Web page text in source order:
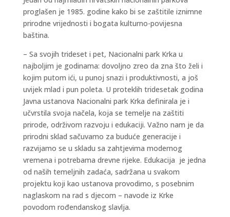
proglašen je 1985. godine kako bi se zaštitile iznimne
prirodne vrijednosti i bogata kulturno-povijesna
baština.
– Sa svojih trideset i pet, Nacionalni park Krka u
najboljim je godinama: dovoljno zreo da zna što želi i
kojim putom ići, u punoj snazi i produktivnosti, a još
uvijek mlad i pun poleta. U proteklih tridesetak godina
Javna ustanova Nacionalni park Krka definirala je i
učvrstila svoja načela, koja se temelje na zaštiti
prirode, održivom razvoju i edukaciji. Važno nam je da
prirodni sklad sačuvamo za buduće generacije i
razvijamo se u skladu sa zahtjevima modernog
vremena i potrebama drevne rijeke. Edukacija je jedna
od naših temeljnih zadaća, sadržana u svakom
projektu koji kao ustanova provodimo, s posebnim
naglaskom na rad s djecom – navode iz Krke
povodom rođendanskog slavlja.